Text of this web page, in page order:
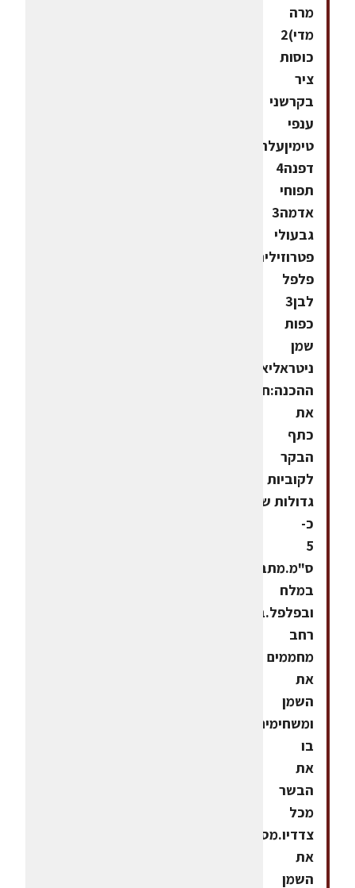
מרה
מדי)2
כוסות
ציר
בקרשני
ענפי
טימיןעלה
דפנה4
תפוחי
אדמה3
גבעולי
פטרוזיליהמלח,
פלפל
לבן3
כפות
שמן
ניטראליאופן
ההכנה:חותכים
את
כתף
הבקר
לקוביות
גדולות של
כ-
5
ס"מ.מתבלים
במלח
ובפלפל.בסיר
רחב
מחממים
את
השמן
ומשחימים
בו
את
הבשר
מכל
צדדיו.מסירים
את
השמן